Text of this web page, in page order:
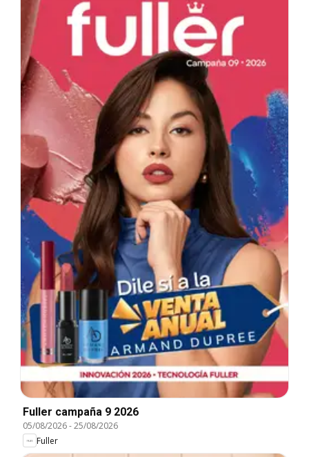
Fuller campaña 9 2026
05/08/2026-25/08/2026
Fuller